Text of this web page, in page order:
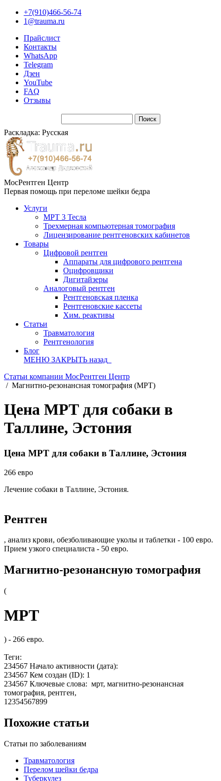
+7(910)466-56-74
1@trauma.ru
Прайслист
Контакты
WhatsApp
Telegram
Дзен
YouTube
FAQ
Отзывы
Раскладка: Русская
МосРентген Центр
Первая помощь при переломе шейки бедра
Услуги
МРТ 3 Тесла
Трехмерная компьютерная томография
Лицензирование рентгеновских кабинетов
Товары
Цифровой рентген
Аппараты для цифрового рентгена
Оцифровщики
Дигитайзеры
Аналоговый рентген
Рентгеновская пленка
Рентгеновские кассеты
Хим. реактивы
Статьи
Травматология
Рентгенология
Блог
МЕНЮ ЗАКРЫТЬ назад
Статьи компании МосРентген Центр
/ Магнитно-резонансная томография (МРТ)
Цена МРТ для собаки в
Таллине, Эстония
Цена МРТ для собаки в Таллине, Эстония
266 евро
Лечение собаки в Таллине, Эстония.
Рентген
, анализ крови, обезболивающие уколы и таблетки - 100 евро.
Прием узкого специалиста - 50 евро.
Магнитно-резонансную томография
(
МРТ
) - 266 евро.
Теги:
234567 Начало активности (дата):
234567 Кем создан (ID): 1
234567 Ключевые слова: мрт, магнитно-резонансная
томография, рентген,
12354567899
Похожие статьи
Статьи по заболеваниям
Травматология
Перелом шейки бедра
Туберкулез